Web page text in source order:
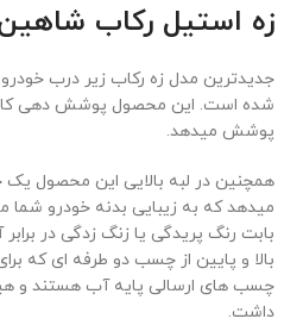
زه استیل رکاب
جدیدترین مدل زه رکاب زیر درب
شده است. این محصول پوشش دهی
پوشش میدهد.
همچنین در لبه بالایی این محصول
میدهد که به زیبایی بدنه خودرو
بابت رنگ پریدگی یا زنگ زدگی در
بالا و پایین از چسب دو طرفه ای که
چسب های ارسالی پایه آب هستند و
داشت.